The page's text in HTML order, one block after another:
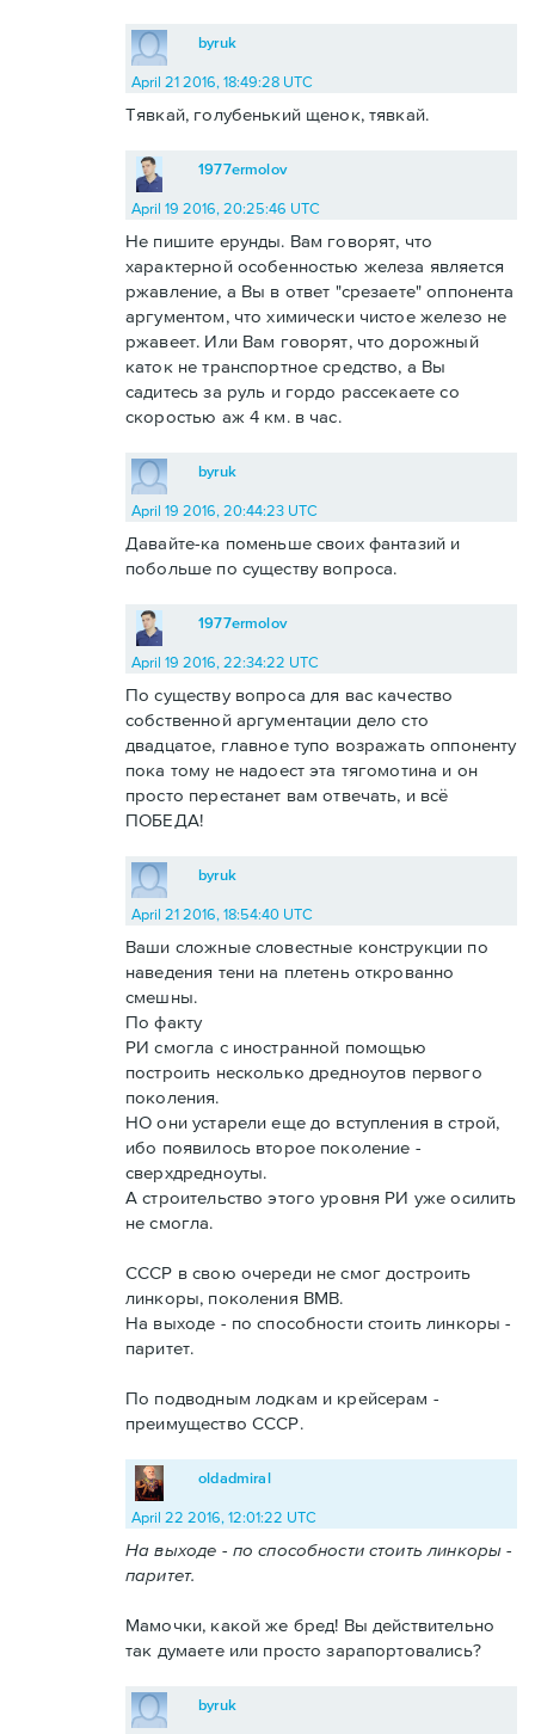
byruk
April 21 2016, 18:49:28 UTC
Тявкай, голубенький щенок, тявкай.
1977ermolov
April 19 2016, 20:25:46 UTC
Не пишите ерунды. Вам говорят, что
характерной особенностью железа является
ржавление, а Вы в ответ "срезаете" оппонента
аргументом, что химически чистое железо не
ржавеет. Или Вам говорят, что дорожный
каток не транспортное средство, а Вы
садитесь за руль и гордо рассекаете со
скоростью аж 4 км. в час.
byruk
April 19 2016, 20:44:23 UTC
Давайте-ка поменьше своих фантазий и
побольше по существу вопроса.
1977ermolov
April 19 2016, 22:34:22 UTC
По существу вопроса для вас качество
собственной аргументации дело сто
двадцатое, главное тупо возражать оппоненту
пока тому не надоест эта тягомотина и он
просто перестанет вам отвечать, и всё
ПОБЕДА!
byruk
April 21 2016, 18:54:40 UTC
Ваши сложные словестные конструкции по
наведения тени на плетень открованно
смешны.
По факту
РИ смогла с иностранной помощью
построить несколько дредноутов первого
поколения.
НО они устарели еще до вступления в строй,
ибо появилось второе поколение -
сверхдредноуты.
А строительство этого уровня РИ уже осилить
не смогла.
СССР в свою очереди не смог достроить
линкоры, поколения ВМВ.
На выходе - по способности стоить линкоры -
паритет.
По подводным лодкам и крейсерам -
преимущество СССР.
oldadmiral
April 22 2016, 12:01:22 UTC
На выходе - по способности стоить линкоры -
паритет.
Мамочки, какой же бред! Вы действительно
так думаете или просто зарапортовались?
byruk